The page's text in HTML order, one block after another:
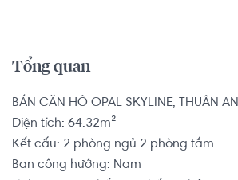
Tổng quan
BÁN CĂN HỘ OPAL SKYLINE, THUẬN AN
Diện tích: 64.32m²
Kết cấu: 2 phòng ngủ 2 phòng tắm
Ban công hướng: Nam